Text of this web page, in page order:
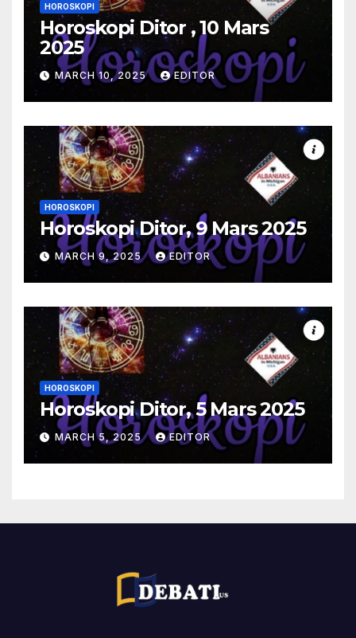
HOROSKOPI
Horoskopi Ditor , 10 Mars
2025
MARCH 10, 2025 EDITOR
HOROSKOPI
Horoskopi Ditor, 9 Mars 2025
MARCH 9, 2025 EDITOR
HOROSKOPI
Horoskopi Ditor, 5 Mars 2025
MARCH 5, 2025 EDITOR